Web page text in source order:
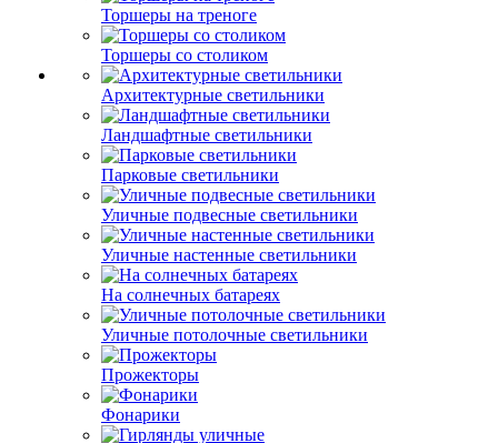
Торшеры на треноге
Торшеры со столиком
Архитектурные светильники
Ландшафтные светильники
Парковые светильники
Уличные подвесные светильники
Уличные настенные светильники
На солнечных батареях
Уличные потолочные светильники
Прожекторы
Фонарики